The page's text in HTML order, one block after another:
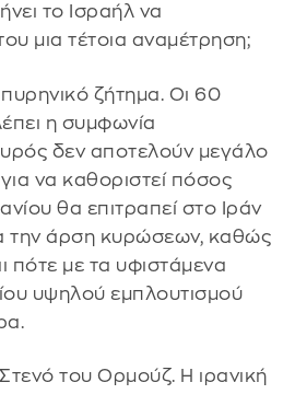
το Ισραήλ να
μια τέτοια αναμέτρηση;
ζήτημα. Οι 60
η συμφωνία
δεν αποτελούν μεγάλο
να καθοριστεί πόσος
θα επιτραπεί στο Ιράν
την άρση κυρώσεων, καθώς
πότε με τα υφιστάμενα
υψηλού εμπλουτισμού
του Ορμούζ. Η ιρανική